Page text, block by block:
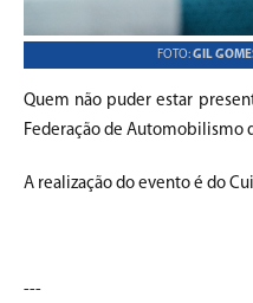
FOTO:GIL
Quem não puder estar
Federação de Automobilismo
A realização do evento é do
---